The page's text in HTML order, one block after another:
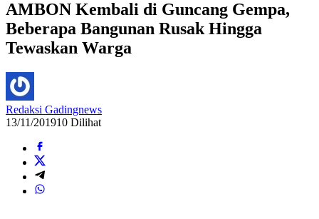
AMBON Kembali di Guncang Gempa,
Beberapa Bangunan Rusak Hingga
Tewaskan Warga
Redaksi Gadingnews
13/11/201910 Dilihat